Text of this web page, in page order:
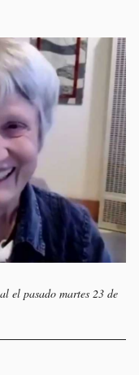
el pasado martes 23 de